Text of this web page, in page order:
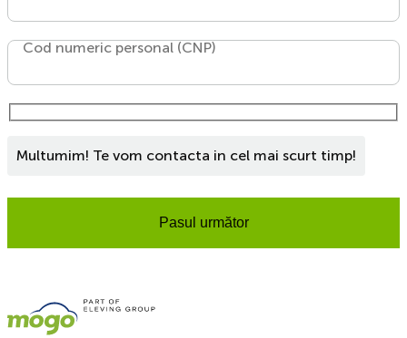
Cod numeric personal (CNP)
Multumim! Te vom contacta in cel mai scurt timp!
Pasul următor